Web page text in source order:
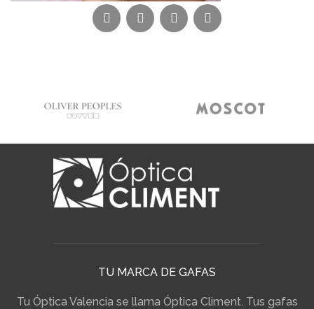
TU MARCA DE GAFAS
Tu Óptica Valencia se llama Óptica Climent. Tus gafas